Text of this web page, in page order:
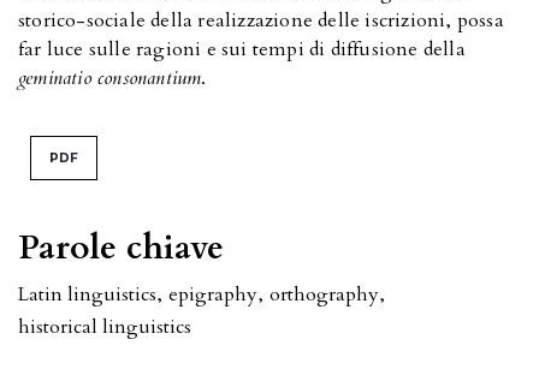
Parole chiave
Latin linguistics, epigraphy, orthography,
historical linguistics
storico-sociale della realizzazione delle iscrizioni, possa
far luce sulle ragioni e sui tempi di diffusione della
geminatio consonantium.
PDF